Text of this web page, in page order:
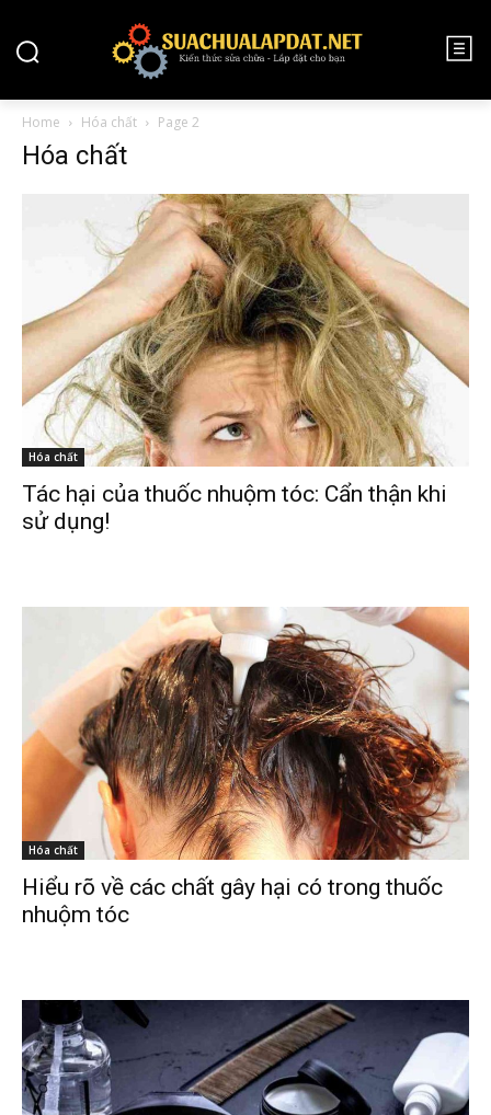
Home Hóa chất Page 2
Hóa chất
Hóa chất
Tác hại của thuốc nhuộm tóc: Cẩn thận khi
sử dụng!
Hóa chất
Hiểu rõ về các chất gây hại có trong thuốc
nhuộm tóc